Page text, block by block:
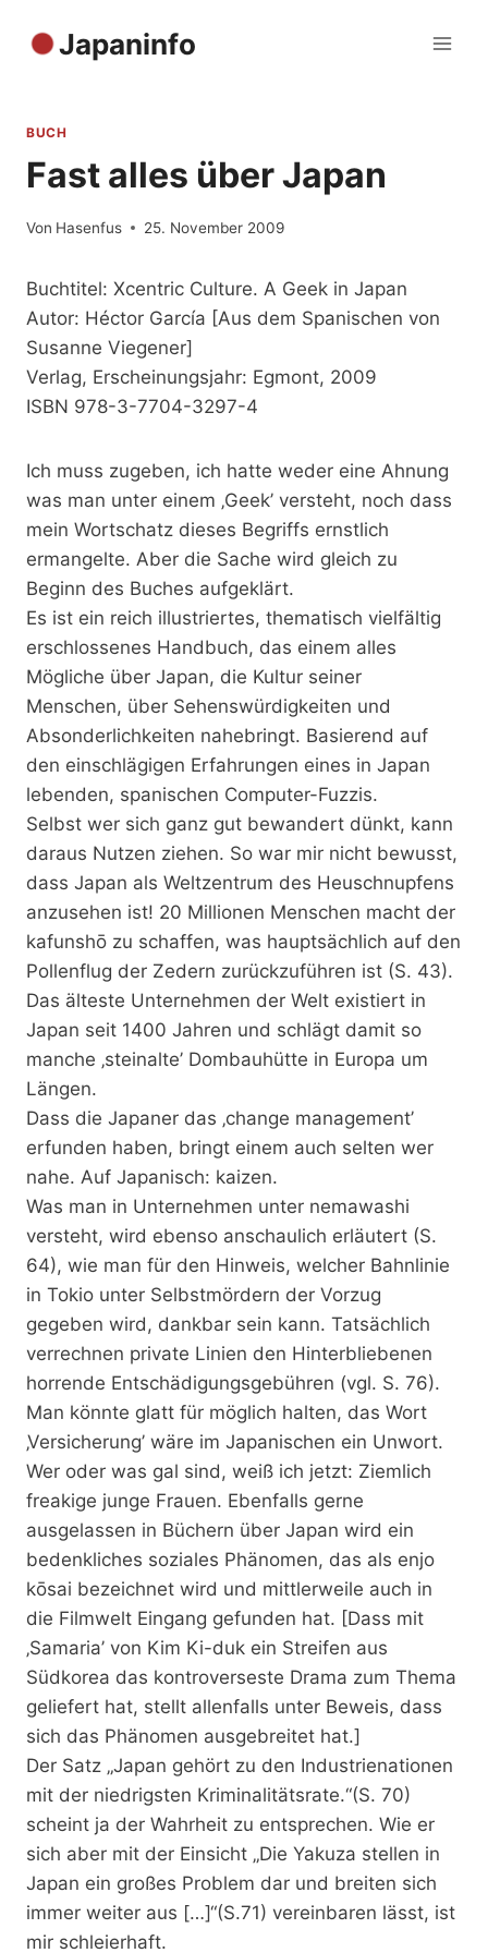
Inhalt
Japaninfo
BUCH
Fast alles über Japan
Von Hasenfus 25. November 2009
Buchtitel: Xcentric Culture. A Geek in Japan
Autor: Héctor García [Aus dem Spanischen von
Susanne Viegener]
Verlag, Erscheinungsjahr: Egmont, 2009
ISBN 978-3-7704-3297-4
Ich muss zugeben, ich hatte weder eine Ahnung
was man unter einem ‚Geek’ versteht, noch dass
mein Wortschatz dieses Begriffs ernstlich
ermangelte. Aber die Sache wird gleich zu
Beginn des Buches aufgeklärt.
Es ist ein reich illustriertes, thematisch vielfältig
erschlossenes Handbuch, das einem alles
Mögliche über Japan, die Kultur seiner
Menschen, über Sehenswürdigkeiten und
Absonderlichkeiten nahebringt. Basierend auf
den einschlägigen Erfahrungen eines in Japan
lebenden, spanischen Computer-Fuzzis.
Selbst wer sich ganz gut bewandert dünkt, kann
daraus Nutzen ziehen. So war mir nicht bewusst,
dass Japan als Weltzentrum des Heuschnupfens
anzusehen ist! 20 Millionen Menschen macht der
kafunshō zu schaffen, was hauptsächlich auf den
Pollenflug der Zedern zurückzuführen ist (S. 43).
Das älteste Unternehmen der Welt existiert in
Japan seit 1400 Jahren und schlägt damit so
manche ‚steinalte’ Dombauhütte in Europa um
Längen.
Dass die Japaner das ‚change management’
erfunden haben, bringt einem auch selten wer
nahe. Auf Japanisch: kaizen.
Was man in Unternehmen unter nemawashi
versteht, wird ebenso anschaulich erläutert (S.
64), wie man für den Hinweis, welcher Bahnlinie
in Tokio unter Selbstmördern der Vorzug
gegeben wird, dankbar sein kann. Tatsächlich
verrechnen private Linien den Hinterbliebenen
horrende Entschädigungsgebühren (vgl. S. 76).
Man könnte glatt für möglich halten, das Wort
‚Versicherung’ wäre im Japanischen ein Unwort.
Wer oder was gal sind, weiß ich jetzt: Ziemlich
freakige junge Frauen. Ebenfalls gerne
ausgelassen in Büchern über Japan wird ein
bedenkliches soziales Phänomen, das als enjo
kōsai bezeichnet wird und mittlerweile auch in
die Filmwelt Eingang gefunden hat. [Dass mit
‚Samaria’ von Kim Ki-duk ein Streifen aus
Südkorea das kontroverseste Drama zum Thema
geliefert hat, stellt allenfalls unter Beweis, dass
sich das Phänomen ausgebreitet hat.]
Der Satz „Japan gehört zu den Industrienationen
mit der niedrigsten Kriminalitätsrate.“(S. 70)
scheint ja der Wahrheit zu entsprechen. Wie er
sich aber mit der Einsicht „Die Yakuza stellen in
Japan ein großes Problem dar und breiten sich
immer weiter aus […]“(S.71) vereinbaren lässt, ist
mir schleierhaft.